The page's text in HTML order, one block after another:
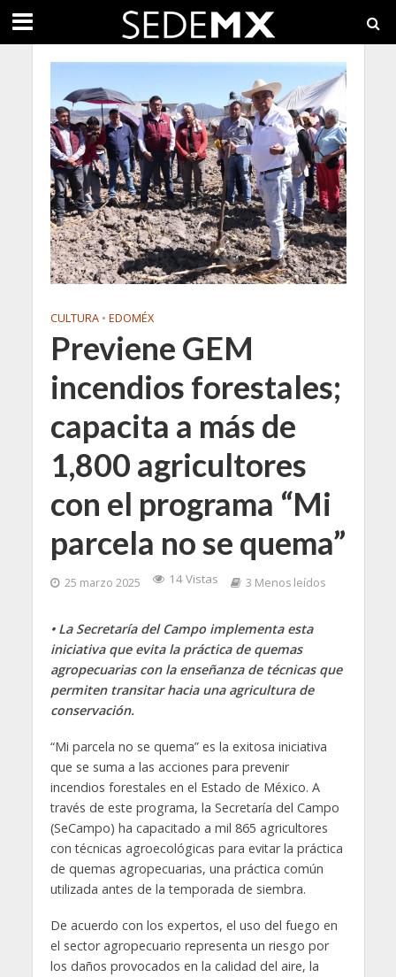
CULTURA • EDOMÉX
Previene GEM
incendios forestales;
capacita a más de
1,800 agricultores
con el programa “Mi
parcela no se quema”
25 marzo 2025 14 Vistas 3 Menos leídos
• La Secretaría del Campo implementa esta
iniciativa que evita la práctica de quemas
agropecuarias con la enseñanza de técnicas que
permiten transitar hacia una agricultura de
conservación.
“Mi parcela no se quema” es la exitosa iniciativa
que se suma a las acciones para prevenir
incendios forestales en el Estado de México. A
través de este programa, la Secretaría del Campo
(SeCampo) ha capacitado a mil 865 agricultores
con técnicas agroecológicas para evitar la práctica
de quemas agropecuarias, una práctica común
utilizada antes de la temporada de siembra.
De acuerdo con los expertos, el uso del fuego en
el sector agropecuario representa un riesgo por
los daños provocados en la calidad del aire, la